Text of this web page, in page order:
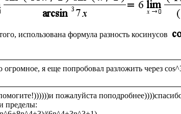
использована формула разность косинусов
пожалуйста
пределы: